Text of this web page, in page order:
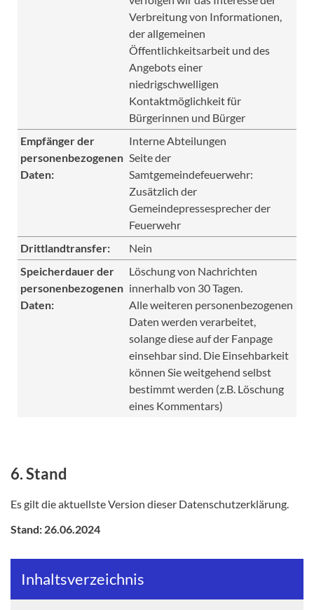
Verbreitung von Informationen,
der allgemeinen
Öffentlichkeitsarbeit und des
Angebots einer
niedrigschwelligen
Kontaktmöglichkeit für
Bürgerinnen und Bürger
Empfänger der
personenbezogenen
Daten:
Interne Abteilungen
Seite der
Samtgemeindefeuerwehr:
Zusätzlich der
Gemeindepressesprecher der
Feuerwehr
Drittlandtransfer:
Nein
Speicherdauer der
personenbezogenen
Daten:
Löschung von Nachrichten
innerhalb von 30 Tagen.
Alle weiteren personenbezogenen
Daten werden verarbeitet,
solange diese auf der Fanpage
einsehbar sind. Die Einsehbarkeit
können Sie weitgehend selbst
bestimmt werden (z.B. Löschung
eines Kommentars)
6. Stand
Es gilt die aktuellste Version dieser Datenschutzerklärung.
Stand: 26.06.2024
Inhaltsverzeichnis